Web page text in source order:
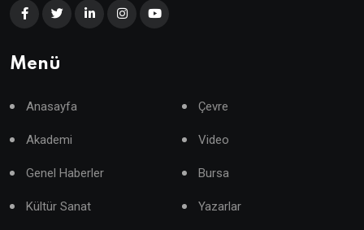
Menü
Anasayfa Çevre
Akademi Video
Genel Haberler Bursa
Kültür Sanat Yazarlar